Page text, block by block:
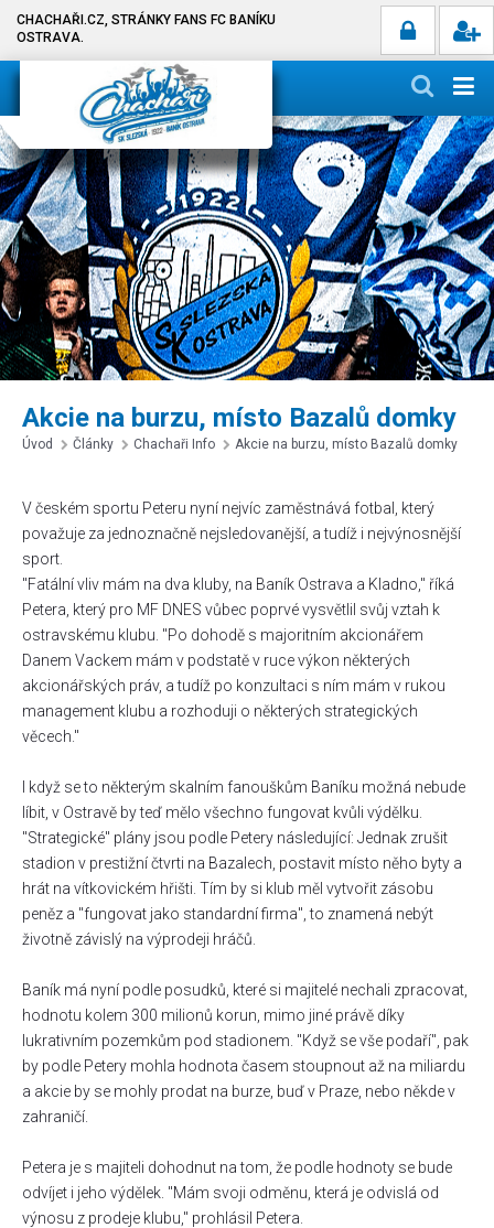
CHACHAŘI.CZ, STRÁNKY FANS FC BANÍKU
OSTRAVA.
Akcie na burzu, místo Bazalů domky
Úvod Články Chachaři Info Akcie na burzu, místo Bazalů domky
V českém sportu Peteru nyní nejvíc zaměstnává fotbal, který
považuje za jednoznačně nejsledovanější, a tudíž i nejvýnosnější
sport.
"Fatální vliv mám na dva kluby, na Baník Ostrava a Kladno," říká
Petera, který pro MF DNES vůbec poprvé vysvětlil svůj vztah k
ostravskému klubu. "Po dohodě s majoritním akcionářem
Danem Vackem mám v podstatě v ruce výkon některých
akcionářských práv, a tudíž po konzultaci s ním mám v rukou
management klubu a rozhoduji o některých strategických
věcech."
I když se to některým skalním fanouškům Baníku možná nebude
líbit, v Ostravě by teď mělo všechno fungovat kvůli výdělku.
"Strategické" plány jsou podle Petery následující: Jednak zrušit
stadion v prestižní čtvrti na Bazalech, postavit místo něho byty a
hrát na vítkovickém hřišti. Tím by si klub měl vytvořit zásobu
peněz a "fungovat jako standardní firma", to znamená nebýt
životně závislý na výprodeji hráčů.
Baník má nyní podle posudků, které si majitelé nechali zpracovat,
hodnotu kolem 300 milionů korun, mimo jiné právě díky
lukrativním pozemkům pod stadionem. "Když se vše podaří", pak
by podle Petery mohla hodnota časem stoupnout až na miliardu
a akcie by se mohly prodat na burze, buď v Praze, nebo někde v
zahraničí.
Petera je s majiteli dohodnut na tom, že podle hodnoty se bude
odvíjet i jeho výdělek. "Mám svoji odměnu, která je odvislá od
výnosu z prodeje klubu," prohlásil Petera.